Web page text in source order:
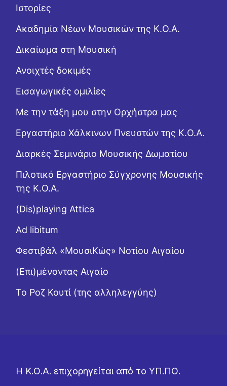
Ιστορίες
Ακαδημία Νέων Μουσικών της Κ.Ο.Α.
Δικαίωμα στη Μουσική
Ανοιχτές δοκιμές
Εισαγωγικές ομιλίες
Με την τάξη μου στην Ορχήστρα μας
Εργαστήριo Χάλκινων Πνευστών της Κ.Ο.Α.
Διαρκές Σεμινάριο Μουσικής Δωματίου
Πιλοτικό Εργαστήριο Σύγχρονης Μουσικής
της Κ.Ο.Α.
(Dis)playing Attica
Ad libitum
Φεστιβάλ «ΜουσιΚώς» Νοτίου Αιγαίου
(Επι)μένοντας Αιγαίο
Το Ροζ Κουτί (της αλληλεγγύης)
Η Κ.Ο.Α. επιχορηγείται από το ΥΠ.ΠΟ.